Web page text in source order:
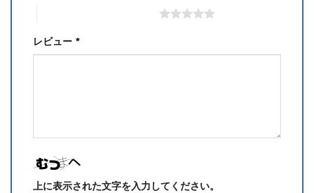
レビュー *
上に表示された文字を入力してください。